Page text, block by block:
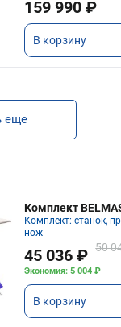
159 990 ₽
В корзину
еще
Комплект
Комплект: станок,
нож
45 036 ₽ 50
Экономия: 5 004 ₽
В корзину